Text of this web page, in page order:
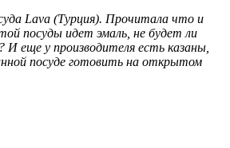
Lava (Турция). Прочитала что и
посуды идет эмаль, не будет ли
еще у производителя есть казаны,
посуде готовить на открытом